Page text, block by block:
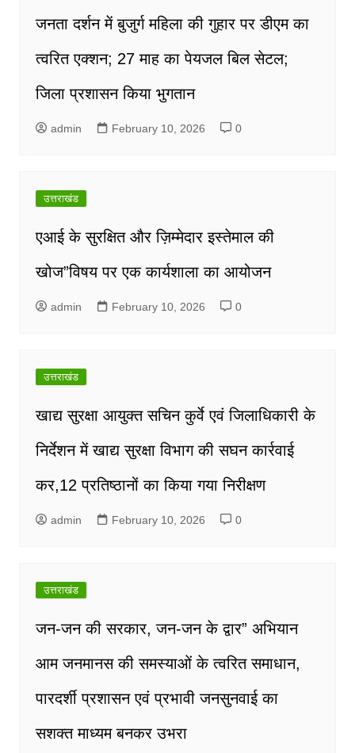
जनता दर्शन में बुजुर्ग महिला की गुहार पर डीएम का
त्वरित एक्शन; 27 माह का पेयजल बिल सेटल;
जिला प्रशासन किया भुगतान
admin February 10, 2026 0
उत्तराखंड
एआई के सुरक्षित और ज़िम्मेदार इस्तेमाल की
खोज”विषय पर एक कार्यशाला का आयोजन
admin February 10, 2026 0
उत्तराखंड
खाद्य सुरक्षा आयुक्त सचिन कुर्वे एवं जिलाधिकारी के
निर्देशन में खाद्य सुरक्षा विभाग की सघन कार्रवाई
कर,12 प्रतिष्ठानों का किया गया निरीक्षण
admin February 10, 2026 0
उत्तराखंड
जन-जन की सरकार, जन-जन के द्वार” अभियान
आम जनमानस की समस्याओं के त्वरित समाधान,
पारदर्शी प्रशासन एवं प्रभावी जनसुनवाई का
सशक्त माध्यम बनकर उभरा